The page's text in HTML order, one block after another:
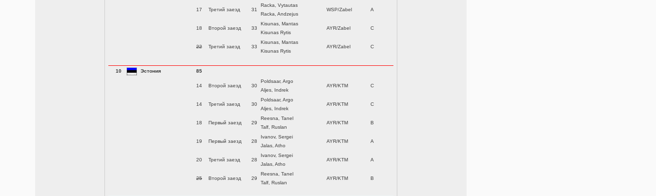
17 Третий заезд 31
Racka, Vytautas
Racka, Andzejus
WSP/Zabel A
18 Второй заезд 33
Kisunas, Mantas
Kisunas Rytis
AYR/Zabel C
22 Третий заезд 33
Kisunas, Mantas
Kisunas Rytis
AYR/Zabel C
10 Эстония 85
14 Второй заезд 30
Poldsaar, Argo
Aljes, Indrek
AYR/KTM C
14 Третий заезд 30
Poldsaar, Argo
Aljes, Indrek
AYR/KTM C
18 Первый заезд 29
Reesna, Tanel
Talf, Ruslan
AYR/KTM B
19 Первый заезд 28
Ivanov, Sergei
Jalas, Atho
AYR/KTM A
20 Третий заезд 28
Ivanov, Sergei
Jalas, Atho
AYR/KTM A
25 Второй заезд 29
Reesna, Tanel
Talf, Ruslan
AYR/KTM B